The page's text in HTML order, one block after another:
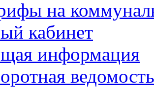
на
кабинет
информация
ведомость